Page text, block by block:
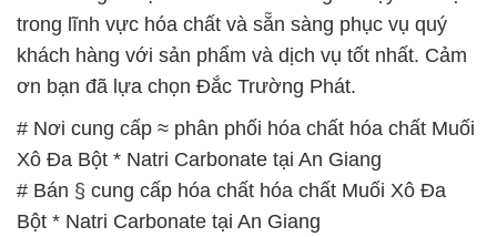
trong lĩnh vực hóa chất và sẵn sàng phục vụ quý
khách hàng với sản phẩm và dịch vụ tốt nhất. Cảm
ơn bạn đã lựa chọn Đắc Trường Phát.
# Nơi cung cấp ≈ phân phối hóa chất hóa chất Muối
Xô Đa Bột * Natri Carbonate tại An Giang
# Bán § cung cấp hóa chất hóa chất Muối Xô Đa
Bột * Natri Carbonate tại An Giang